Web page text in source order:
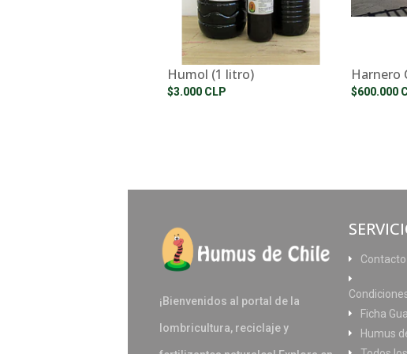
Humol (1 litro)
$3.000 CLP
Harnero
$600.000
¡Bienvenidos al portal de la
lombricultura, reciclaje y
Contacto
Ficha
Humus